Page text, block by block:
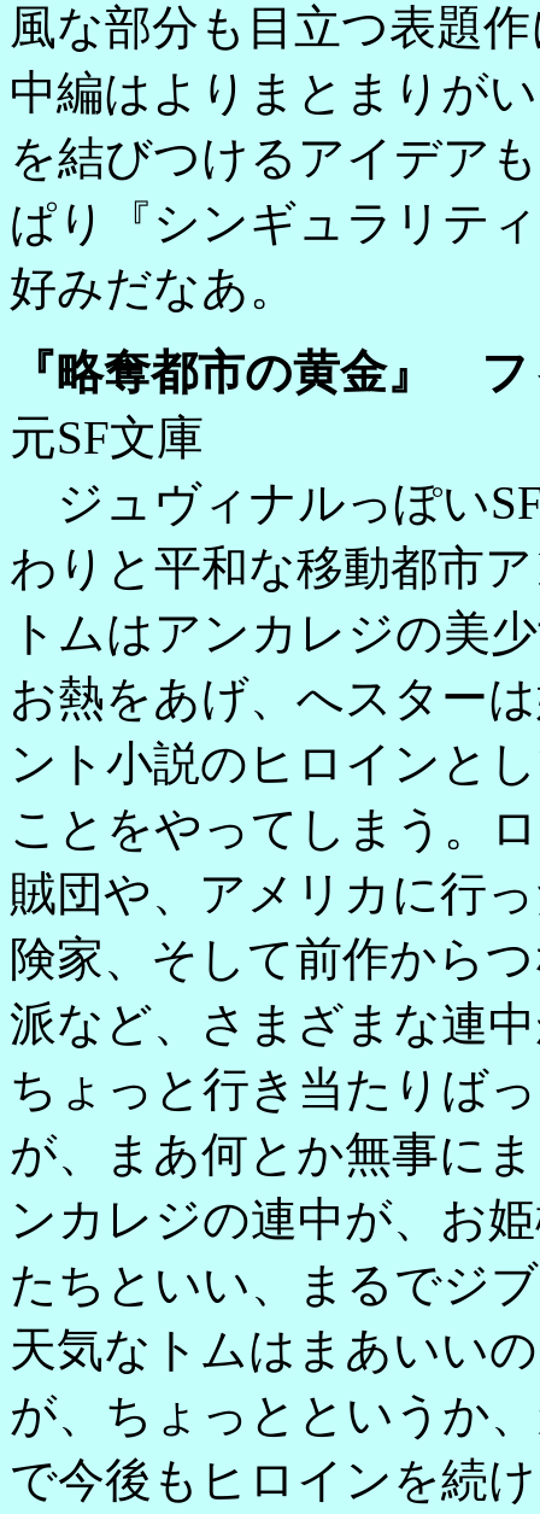
風な部分も目立つ表題
中編はよりまとまりが
を結びつけるアイデア
ぱり『シンギュラリテ
好みだなあ。
『略奪都市の黄金』
元SF文庫
ジュヴィナルっぽい
わりと平和な移動都市
トムはアンカレジの美
お熱をあげ、へスター
ント小説のヒロインと
ことをやってしまう。
賊団や、アメリカに行
険家、そして前作から
派など、さまざまな連
ちょっと行き当たりば
が、まあ何とか無事に
ンカレジの連中が、お
たちといい、まるでジ
天気なトムはまあいい
が、ちょっとというか
で今後もヒロインを続